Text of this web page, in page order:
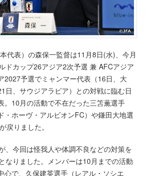
代表）の森保一監督は11月8日(水)、今月
ドカップ26アジア2次予選 兼 AFCアジア
2027予選でミャンマー代表（16日、大
日、サウジアラビア）との対戦に臨む日
。10月の活動で不在だった三笘薫選手
・ホーヴ・アルビオンFC）や鎌田大地選
戻りました。
、今回は怪我人や体調不良などの対策を
なりました。メンバーは10月までの活動
心で、久保建英選手（レアル・ソシエ